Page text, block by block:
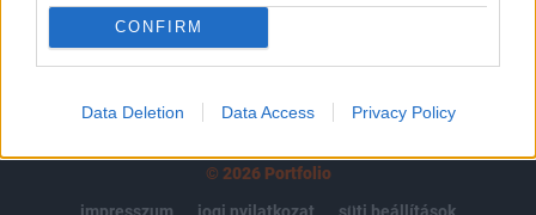
CONFIRM
Data Deletion Data Access Privacy Policy
© 2026 Portfolio
impresszum
jogi nyilatkozat süti beállítások